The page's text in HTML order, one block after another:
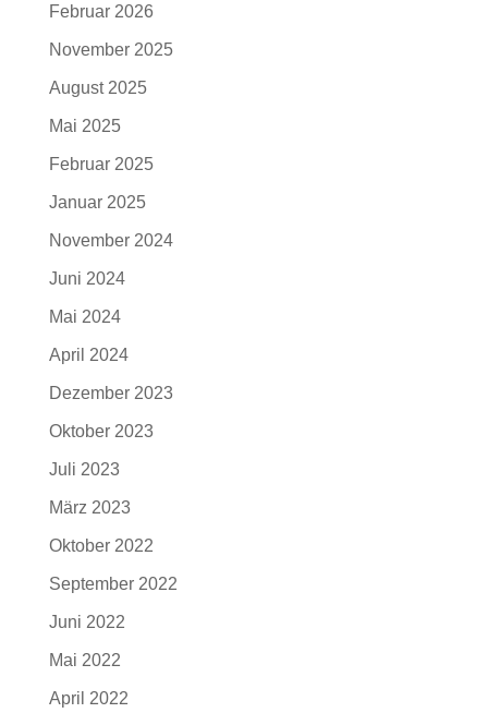
Februar 2026
November 2025
August 2025
Mai 2025
Februar 2025
Januar 2025
November 2024
Juni 2024
Mai 2024
April 2024
Dezember 2023
Oktober 2023
Juli 2023
März 2023
Oktober 2022
September 2022
Juni 2022
Mai 2022
April 2022